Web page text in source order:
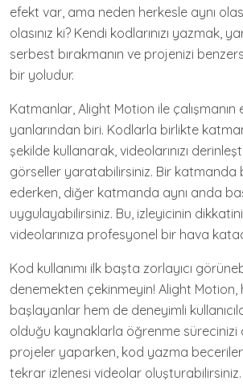
efekt var, ama neden herkesle aynı
olasınız ki? Kendi kodlarınızı yazmak,
serbest bırakmanın ve projenizi
bir yoludur.
Katmanlar, Alight Motion ile çalışmanın
yanlarından biri. Kodlarla birlikte
şekilde kullanarak, videolarınızı
görseller yaratabilirsiniz. Bir katmanda
ederken, diğer katmanda aynı anda
uygulayabilirsiniz. Bu, izleyicinin
videolarınıza profesyonel bir hava
Kod kullanımı ilk başta zorlayıcı
denemekten çekinmeyin! Alight Motion,
başlayanlar hem de deneyimli
olduğu kaynaklarla öğrenme sürecinizi
projeler yaparken, kod yazma
tekrar izlenesi videolar